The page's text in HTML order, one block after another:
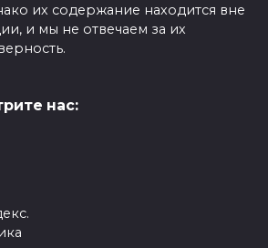
их содержание находится вне
и мы не отвечаем за их
нас: